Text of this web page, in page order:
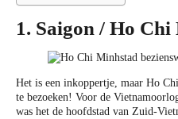
1. Saigon / Ho
Het is een inkoppertje, maar Ho
te bezoeken! Voor de
was het de hoofdstad van Zuid-